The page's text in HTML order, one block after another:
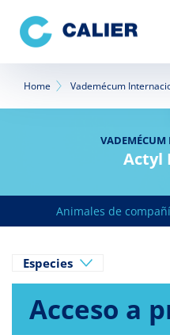
contenido
principal
Sobrescribir
enlaces
a
la
navegación
Home Vademécum
Actyl
Animales de
Especies
Acceso a